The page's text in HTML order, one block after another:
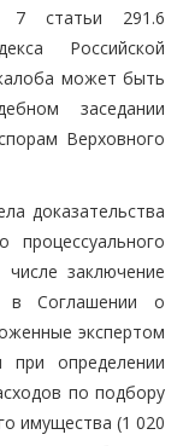
7 статьи 291.6
Российской
может быть
заседании
Верховного
доказательства
заключение
в Соглашении о
экспертом
при определении
по подбору
имущества (1 020